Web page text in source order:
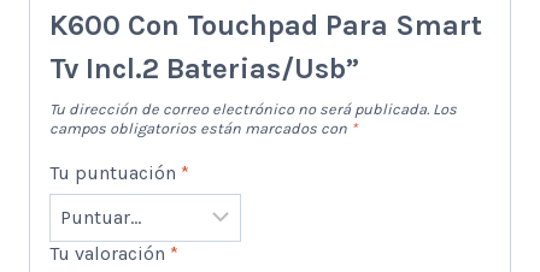
K600 Con Touchpad Para Smart
Tv Incl.2 Baterias/Usb”
Tu dirección de correo electrónico no será publicada. Los
campos obligatorios están marcados con *
Tu puntuación *
Tu valoración *